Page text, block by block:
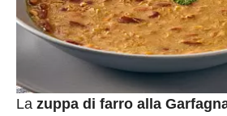
La zuppa di farro alla